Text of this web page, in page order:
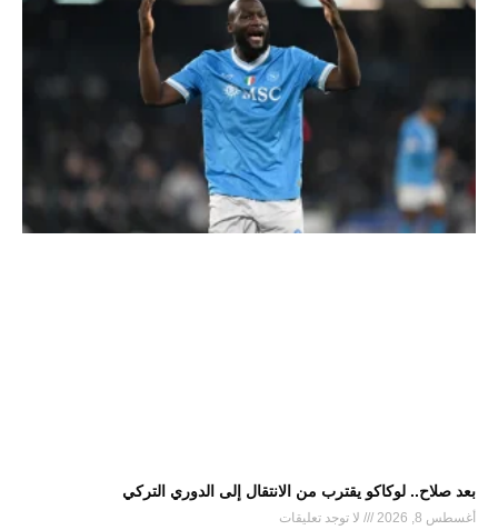
بعد صلاح.. لوكاكو يقترب من الانتقال إلى الدوري التركي
أغسطس 8, 2026 لا توجد تعليقات